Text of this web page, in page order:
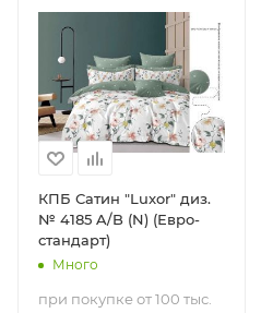
КПБ Сатин "Luxor" диз.
№ 4185 A/B (N) (Евро-
стандарт)
Много
при покупке от 100 тыс.